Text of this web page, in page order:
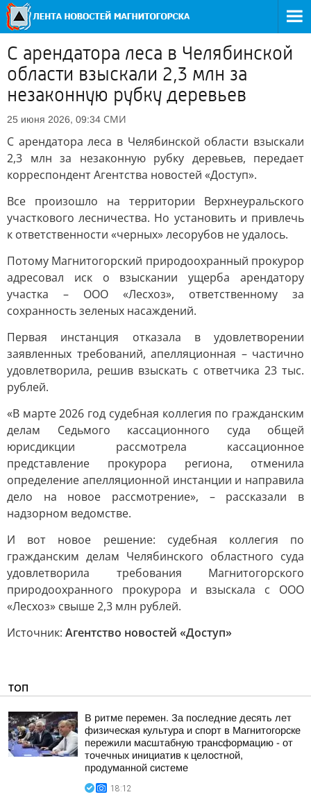
С арендатора леса в Челябинской
области взыскали 2,3 млн за
незаконную рубку деревьев
25 июня 2026, 09:34 СМИ
С арендатора леса в Челябинской области взыскали
2,3 млн за незаконную рубку деревьев, передает
корреспондент Агентства новостей «Доступ».
Все произошло на территории Верхнеуральского
участкового лесничества. Но установить и привлечь
к ответственности «черных» лесорубов не удалось.
Потому Магнитогорский природоохранный прокурор
адресовал иск о взыскании ущерба арендатору
участка – ООО «Лесхоз», ответственному за
сохранность зеленых насаждений.
Первая инстанция отказала в удовлетворении
заявленных требований, апелляционная – частично
удовлетворила, решив взыскать с ответчика 23 тыс.
рублей.
«В марте 2026 год судебная коллегия по гражданским
делам Седьмого кассационного суда общей
юрисдикции рассмотрела кассационное
представление прокурора региона, отменила
определение апелляционной инстанции и направила
дело на новое рассмотрение», – рассказали в
надзорном ведомстве.
И вот новое решение: судебная коллегия по
гражданским делам Челябинского областного суда
удовлетворила требования Магнитогорского
природоохранного прокурора и взыскала с ООО
«Лесхоз» свыше 2,3 млн рублей.
Источник: Агентство новостей «Доступ»
ТОП
В ритме перемен. За последние десять лет
физическая культура и спорт в Магнитогорске
пережили масштабную трансформацию - от
точечных инициатив к целостной,
продуманной системе
18:12